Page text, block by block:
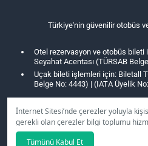
İnternet Sitesi’nde çerezler yoluyla
gerekli olan çerezler bilgi toplumu
kullanılmaktadır. Tercihleriniz
Tümünü Kabul Et
Türkiye'nin güvenilir otobüs
Otel rezervasyon ve otobüs
Seyahat Acentası (TÜRSAB
Uçak bileti işlemleri için: Biletall
Belge No: 4443) | (IATA Üyelik